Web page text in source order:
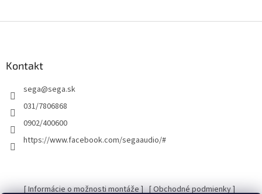
Kontakt
sega@sega.sk
031/7806868
0902/400600
https://www.facebook.com/segaaudio/#
[ Informácie o možnosti montáže ] [ Obchodné podmienky ]